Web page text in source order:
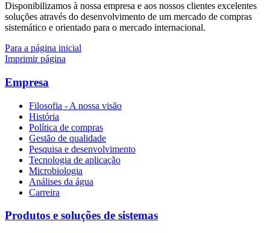
Disponibilizamos à nossa empresa e aos nossos clientes excelentes
soluções através do desenvolvimento de um mercado de compras
sistemático e orientado para o mercado internacional.
Para a página inicial
Imprimir página
Empresa
Filosofia - A nossa visão
História
Política de compras
Gestão de qualidade
Pesquisa e desenvolvimento
Tecnologia de aplicação
Microbiologia
Análises da água
Carreira
Produtos e soluções de sistemas